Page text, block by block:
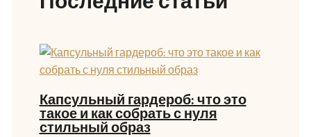
Капсульный гардероб: что это
такое и как собрать с нуля
стильный образ